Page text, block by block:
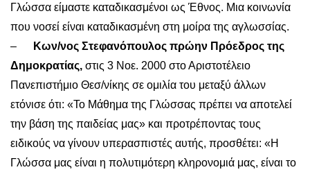
Γλώσσα είμαστε καταδικασμένοι ως Έθνος. Μια κοινωνία
που νοσεί είναι καταδικασμένη στη μοίρα της αγλωσσίας.
–
Κων/νος Στεφανόπουλος πρώην Πρόεδρος της
Δημοκρατίας, στις 3 Νοε. 2000 στο Αριστοτέλειο
Πανεπιστήμιο Θεσ/νίκης σε ομιλία του μεταξύ άλλων
ετόνισε ότι: «Το Μάθημα της Γλώσσας πρέπει να αποτελεί
την βάση της παιδείας μας» και προτρέποντας τους
ειδικούς να γίνουν υπερασπιστές αυτής, προσθέτει: «Η
Γλώσσα μας είναι η πολυτιμότερη κληρονομιά μας, είναι το